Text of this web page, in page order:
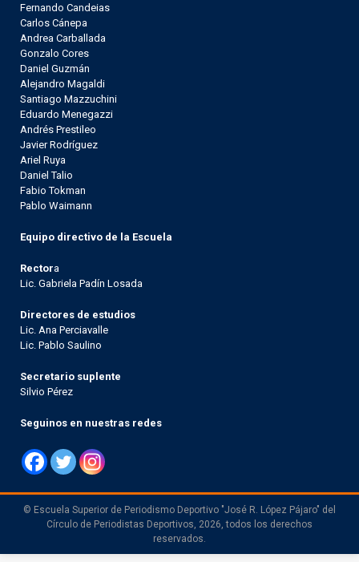
Fernando Candeias
Carlos Cánepa
Andrea Carballada
Gonzalo Cores
Daniel Guzmán
Alejandro Magaldi
Santiago Mazzuchini
Eduardo Menegazzi
Andrés Prestileo
Javier Rodríguez
Ariel Ruya
Daniel Talio
Fabio Tokman
Pablo Waimann
Equipo directivo de la Escuela
Rectora
Lic. Gabriela Padín Losada
Directores de estudios
Lic. Ana Perciavalle
Lic. Pablo Saulino
Secretario suplente
Silvio Pérez
Seguinos en nuestras redes
© Escuela Superior de Periodismo Deportivo "José R. López Pájaro" del
Círculo de Periodistas Deportivos, 2026, todos los derechos
reservados.